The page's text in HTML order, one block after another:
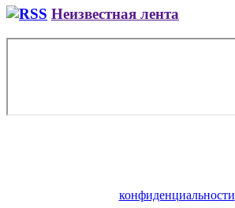
Неизвестная лента
конфиденциальности